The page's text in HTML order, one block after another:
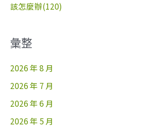
該怎麼辦(120)
彙整
2026 年 8 月
2026 年 7 月
2026 年 6 月
2026 年 5 月